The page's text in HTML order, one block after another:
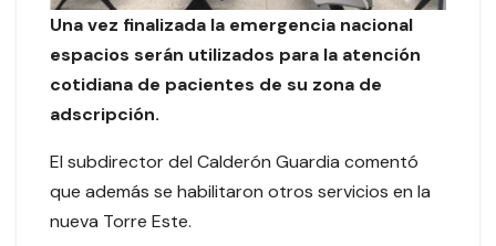
Una vez finalizada la emergencia nacional
espacios serán utilizados para la atención
cotidiana de pacientes de su zona de
adscripción.
El subdirector del Calderón Guardia comentó
que además se habilitaron otros servicios en la
nueva Torre Este.